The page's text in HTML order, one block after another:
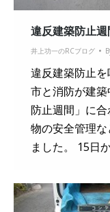
違反建築防止
井上功一のRCブログ
違反建築防止
市と消防が建
防止週間」に
物の安全管理
ました。 15日